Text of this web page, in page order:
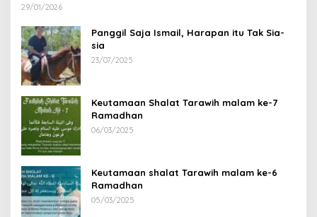
29/01/2026
Panggil Saja Ismail, Harapan itu Tak Sia-
sia
23/07/2025
Keutamaan Shalat Tarawih malam ke-7
Ramadhan
06/03/2025
Keutamaan shalat Tarawih malam ke-6
Ramadhan
05/03/2025